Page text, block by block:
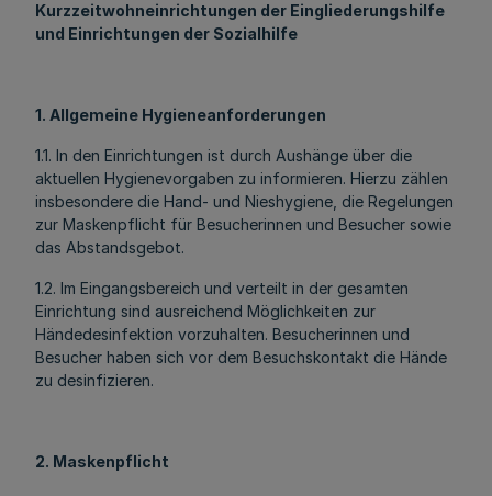
Kurzzeitwohneinrichtungen der Eingliederungshilfe
und Einrichtungen der Sozialhilfe
1. Allgemeine Hygieneanforderungen
1.1. In den Einrichtungen ist durch Aushänge über die
aktuellen Hygienevorgaben zu informieren. Hierzu zählen
insbesondere die Hand- und Nieshygiene, die Regelungen
zur Maskenpflicht für Besucherinnen und Besucher sowie
das Abstandsgebot.
1.2. Im Eingangsbereich und verteilt in der gesamten
Einrichtung sind ausreichend Möglichkeiten zur
Händedesinfektion vorzuhalten. Besucherinnen und
Besucher haben sich vor dem Besuchskontakt die Hände
zu desinfizieren.
2. Maskenpflicht